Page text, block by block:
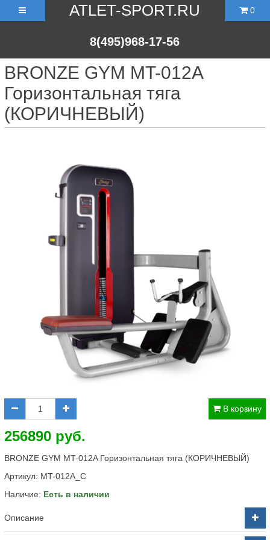
ATLET-SPORT.RU
8(495)968-17-56
0
BRONZE GYM MT-012A
Горизонтальная тяга
(КОРИЧНЕВЫЙ)
В корзину
256890 руб.
BRONZE GYM MT-012A Горизонтальная тяга (КОРИЧНЕВЫЙ)
Артикул: MT-012A_C
Наличие: Есть в наличии
Описание